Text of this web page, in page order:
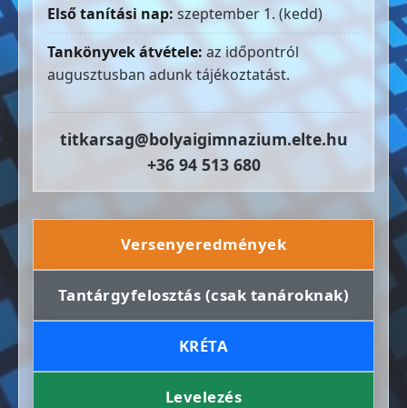
Első tanítási nap: szeptember 1. (kedd)
Tankönyvek átvétele: az időpontról
augusztusban adunk tájékoztatást.
titkarsag@bolyaigimnazium.elte.hu
+36 94 513 680
Versenyeredmények
Tantárgyfelosztás (csak tanároknak)
KRÉTA
Levelezés